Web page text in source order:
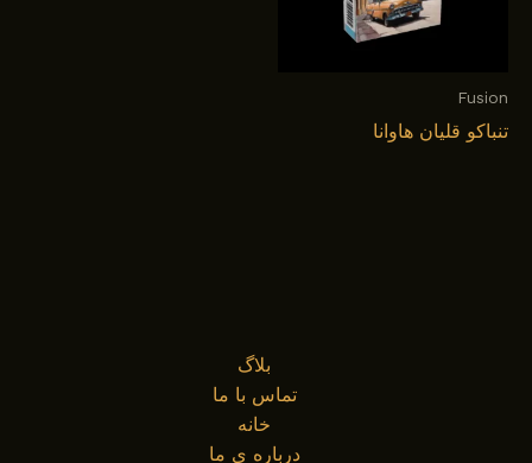
Fusion
تنباکو قلیان هاوانا
بلاگ
تماس با ما
خانه
درباره ی ما